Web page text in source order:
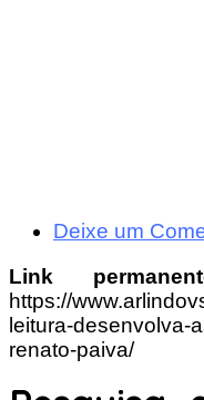
Deixe um
Link
https://
leitura-desenvolva-
renato-paiva/